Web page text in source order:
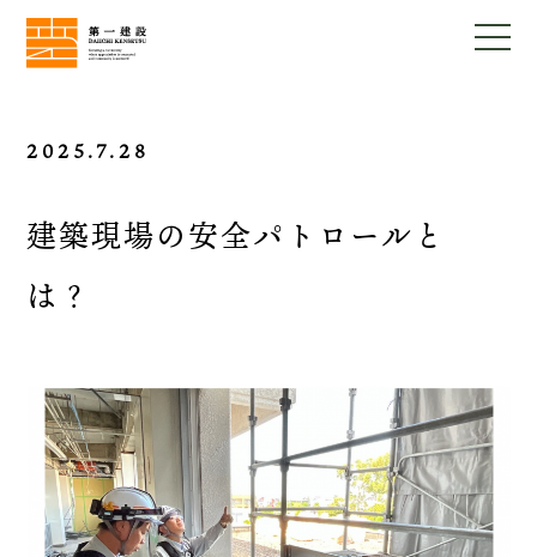
2025.7.28
建築現場の安全パトロールと
は？